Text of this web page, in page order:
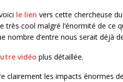
le lien vers cette chercheuse
très cool malgré l’énormité de ce
nombre d’entre nous serait déjà
vidéo plus détaillée.
clairement les impacts énormes